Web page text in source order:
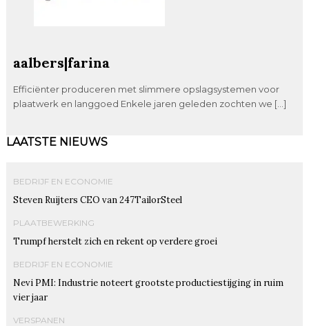
aalbers|farina
Efficiënter produceren met slimmere opslagsystemen voor
plaatwerk en langgoed Enkele jaren geleden zochten we […]
LAATSTE NIEUWS
BEDRIJF EN ECONOMIE
Steven Ruijters CEO van 247TailorSteel
PLAATBEWERKING
Trumpf herstelt zich en rekent op verdere groei
BEDRIJF EN ECONOMIE
Nevi PMI: Industrie noteert grootste productiestijging in ruim
vier jaar
VERSPANEN